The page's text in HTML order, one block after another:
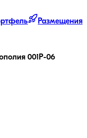
Размещения
001P-06